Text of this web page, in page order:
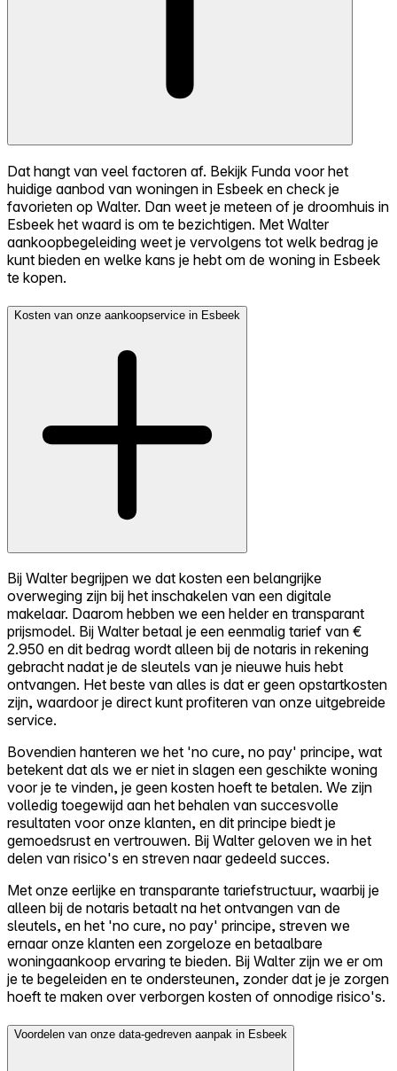
Dat hangt van veel factoren af. Bekijk Funda voor het
huidige aanbod van woningen in Esbeek en check je
favorieten op Walter. Dan weet je meteen of je droomhuis in
Esbeek het waard is om te bezichtigen. Met Walter
aankoopbegeleiding weet je vervolgens tot welk bedrag je
kunt bieden en welke kans je hebt om de woning in Esbeek
te kopen.
Kosten van onze aankoopservice in Esbeek
Bij Walter begrijpen we dat kosten een belangrijke
overweging zijn bij het inschakelen van een digitale
makelaar. Daarom hebben we een helder en transparant
prijsmodel. Bij Walter betaal je een eenmalig tarief van €
2.950 en dit bedrag wordt alleen bij de notaris in rekening
gebracht nadat je de sleutels van je nieuwe huis hebt
ontvangen. Het beste van alles is dat er geen opstartkosten
zijn, waardoor je direct kunt profiteren van onze uitgebreide
service.
Bovendien hanteren we het 'no cure, no pay' principe, wat
betekent dat als we er niet in slagen een geschikte woning
voor je te vinden, je geen kosten hoeft te betalen. We zijn
volledig toegewijd aan het behalen van succesvolle
resultaten voor onze klanten, en dit principe biedt je
gemoedsrust en vertrouwen. Bij Walter geloven we in het
delen van risico's en streven naar gedeeld succes.
Met onze eerlijke en transparante tariefstructuur, waarbij je
alleen bij de notaris betaalt na het ontvangen van de
sleutels, en het 'no cure, no pay' principe, streven we
ernaar onze klanten een zorgeloze en betaalbare
woningaankoop ervaring te bieden. Bij Walter zijn we er om
je te begeleiden en te ondersteunen, zonder dat je je zorgen
hoeft te maken over verborgen kosten of onnodige risico's.
Voordelen van onze data-gedreven aanpak in Esbeek